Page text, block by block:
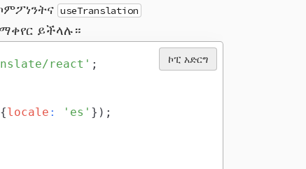
useTranslation
ማቀየር ይችላሉ።
ኮፒ አድርግ
react' ;
{locale : 'es' } ) ;